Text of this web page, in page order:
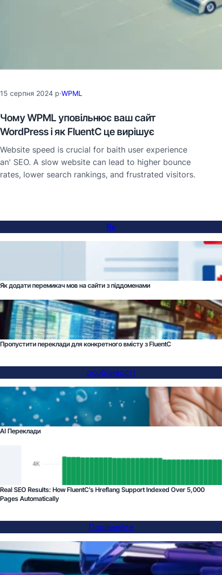
15 серпня 2024 р·WPML
Чому WPML уповільнює ваш сайт
WordPress і як FluentC це вирішує
Website speed is crucial for baith user experience
an' SEO. A slow website can lead to higher bounce
rates, lower search rankings, and frustrated visitors.
Як
Як додати перемикач мов на сайти з піддоменами
Пропустити переклади для конкретного вмісту з FluentC
особливості
AI Переклади
Real SEO Results: How FluentC’s Hreflang Support Indexed Over 5,000
Pages Automatically
Порівняйте